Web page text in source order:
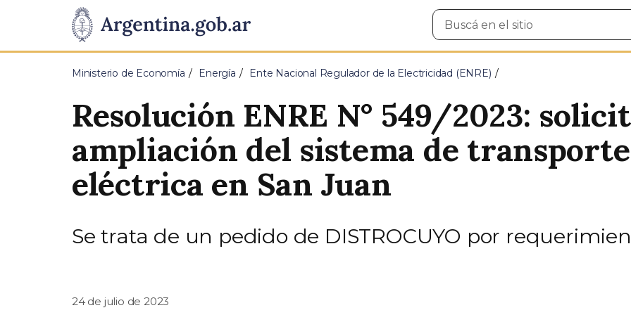
Presidencia
de
Pasar al contenido principal
Buscar
en
Ministerio de Economía Energía Ente Nacional Regulador de la Electricidad (ENRE)
Resolución ENRE N° 549/2023:
ampliación del sistema de
eléctrica en San Juan
Se trata de un pedido de DISTROCUYO por
24 de julio de 2023